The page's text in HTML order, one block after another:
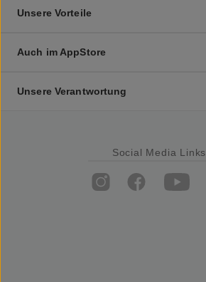
Unsere Vorteile
Auch im AppStore
Unsere Verantwortung
Social Media Links